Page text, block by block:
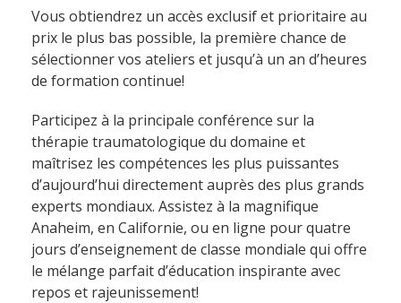
Vous obtiendrez un accès exclusif et prioritaire au
prix le plus bas possible, la première chance de
sélectionner vos ateliers et jusqu’à un an d’heures
de formation continue!
Participez à la principale conférence sur la
thérapie traumatologique du domaine et
maîtrisez les compétences les plus puissantes
d’aujourd’hui directement auprès des plus grands
experts mondiaux. Assistez à la magnifique
Anaheim, en Californie, ou en ligne pour quatre
jours d’enseignement de classe mondiale qui offre
le mélange parfait d’éducation inspirante avec
repos et rajeunissement!